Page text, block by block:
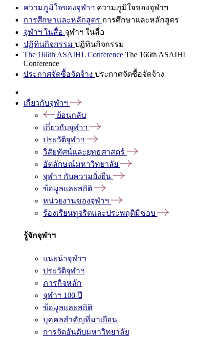
ความภูมิใจของจุฬาฯ ความภูมิใจของจุฬาฯ
การศึกษาและหลักสูตร การศึกษาและหลักสูตร
จุฬาฯ ในสื่อ จุฬาฯ ในสื่อ
ปฏิทินกิจกรรม ปฏิทินกิจกรรม
The 166th ASAIHL Conference The 166th ASAIHL
Conference
ประกาศจัดซื้อจัดจ้าง ประกาศจัดซื้อจัดจ้าง
เกี่ยวกับจุฬาฯ
ย้อนกลับ
เกี่ยวกับจุฬาฯ
ประวัติจุฬาฯ
วิสัยทัศน์และยุทธศาสตร์
อัตลักษณ์มหาวิทยาลัย
จุฬาฯ กับความยั่งยืน
ข้อมูลและสถิติ
หน่วยงานของจุฬาฯ
ร้องเรียนทุจริตและประพฤติมิชอบ
รู้จักจุฬาฯ
แนะนำจุฬาฯ
ประวัติจุฬาฯ
ภารกิจหลัก
จุฬาฯ 100 ปี
ข้อมูลและสถิติ
บุคคลสำคัญที่มาเยือน
การจัดอันดับมหาวิทยาลัย